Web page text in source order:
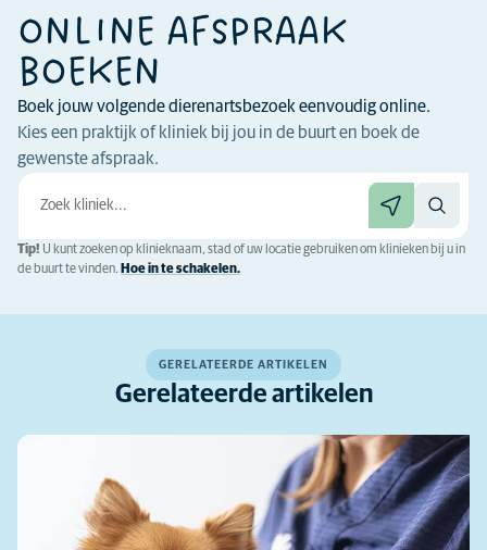
ONLINE AFSPRAAK
BOEKEN
Boek jouw volgende dierenartsbezoek eenvoudig online.
Kies een praktijk of kliniek bij jou in de buurt en boek de
gewenste afspraak.
Tip! U kunt zoeken op klinieknaam, stad of uw locatie gebruiken om klinieken bij u in
de buurt te vinden. Hoe in te schakelen.
GERELATEERDE ARTIKELEN
Gerelateerde artikelen